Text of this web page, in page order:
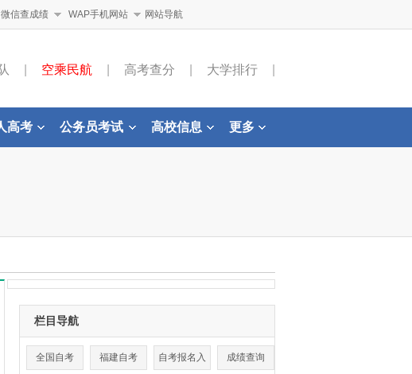
微信查成绩 WAP手机网站 网站导航
空乘民航 高考查分 大学排行
高考 公务员考试 高校信息 更多
栏目导航
全国自考 福建自考 自考报名入 成绩查询